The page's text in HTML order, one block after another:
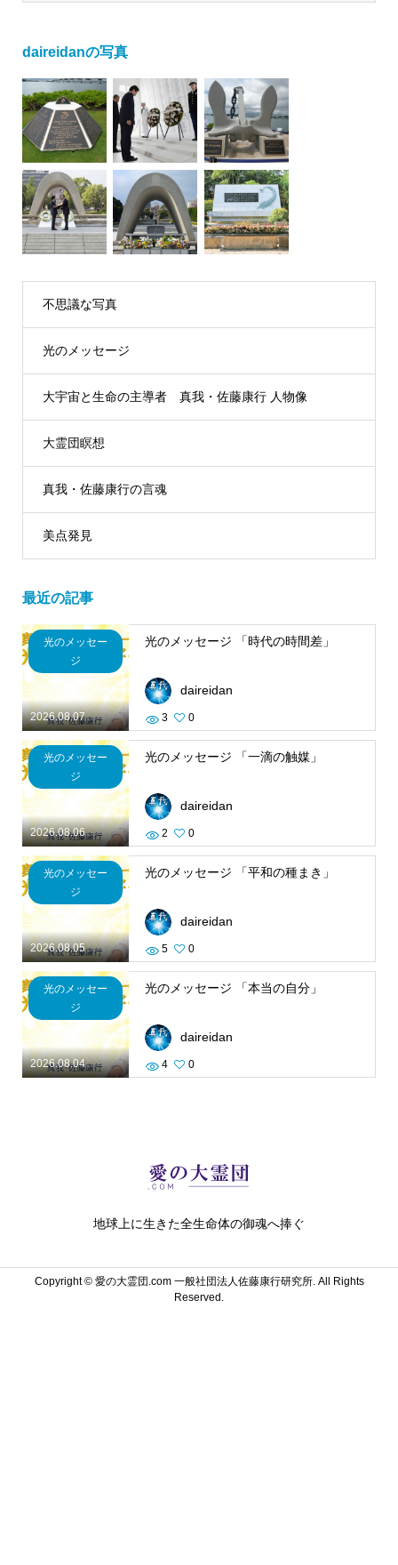
daireidanの写真
不思議な写真
光のメッセージ
大宇宙と生命の主導者 真我・佐藤康行 人物像
大霊団瞑想
真我・佐藤康行の言魂
美点発見
最近の記事
2026.08.07
光のメッセー
ジ
光のメッセージ 「時代の時間差」
daireidan
3 0
2026.08.06
光のメッセー
ジ
光のメッセージ 「一滴の触媒」
daireidan
2 0
2026.08.05
光のメッセー
ジ
光のメッセージ 「平和の種まき」
daireidan
5 0
2026.08.04
光のメッセー
ジ
光のメッセージ 「本当の自分」
daireidan
4 0
地球上に生きた全生命体の御魂へ捧ぐ
Copyright ©愛の大霊団.com 一般社団法人佐藤康行研究所. All Rights
Reserved.